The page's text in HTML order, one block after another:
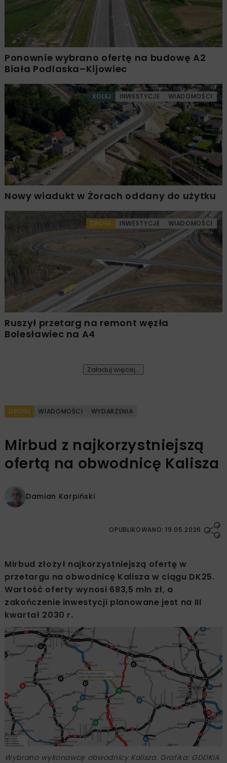
Ponownie wybrano ofertę na budowę A2
Biała Podlaska–Kijowiec
KOLEJ INWESTYCJE WIADOMOŚCI
Nowy wiadukt w Żorach oddany do użytku
DROGI INWESTYCJE WIADOMOŚCI
Ruszył przetarg na remont węzła
Bolesławiec na A4
Załaduj więcej...
DROGI WIADOMOŚCI WYDARZENIA
Mirbud z najkorzystniejszą
ofertą na obwodnicę Kalisza
Damian Karpiński
OPUBLIKOWANO: 19.05.2026
Mirbud złożył najkorzystniejszą ofertę w
przetargu na obwodnicę Kalisza w ciągu DK25.
Wartość oferty wynosi 683,5 mln zł, a
zakończenie inwestycji planowane jest na III
kwartał 2030 r.
Wybrano wykonawcę obwodnicy Kalisza. Grafika: GDDKiA